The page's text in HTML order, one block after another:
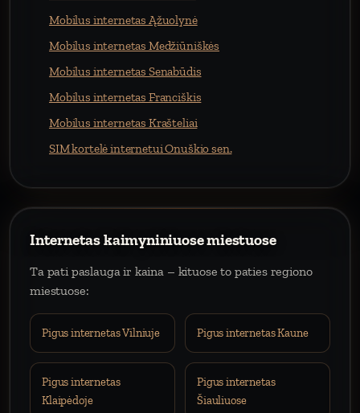
Mobilus internetas Ąžuolynė
Mobilus internetas Medžiūniškės
Mobilus internetas Senabūdis
Mobilus internetas Franciškis
Mobilus internetas Krašteliai
SIM kortelė internetui Onuškio sen.
Internetas kaimyniniuose miestuose
Ta pati paslauga ir kaina – kituose to paties regiono
miestuose:
Pigus internetas Vilniuje Pigus internetas Kaune
Pigus internetas
Klaipėdoje
Pigus internetas
Šiauliuose